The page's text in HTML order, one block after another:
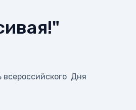
всероссийского Дня